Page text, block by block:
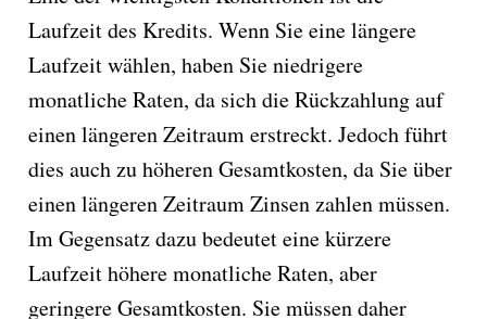
Laufzeit des Kredits. Wenn Sie eine längere
Laufzeit wählen, haben Sie niedrigere
monatliche Raten, da sich die Rückzahlung auf
einen längeren Zeitraum erstreckt. Jedoch führt
dies auch zu höheren Gesamtkosten, da Sie über
einen längeren Zeitraum Zinsen zahlen müssen.
Im Gegensatz dazu bedeutet eine kürzere
Laufzeit höhere monatliche Raten, aber
geringere Gesamtkosten. Sie müssen daher